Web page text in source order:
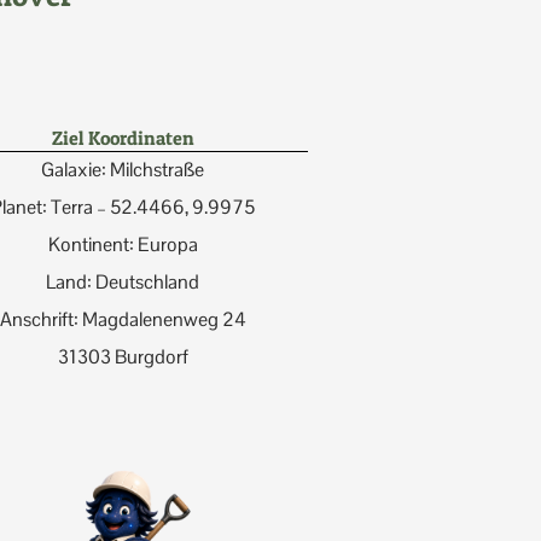
Ziel Koordinaten
Galaxie: Milchstraße
Terra – 52.4466, 9.9975
Kontinent: Europa
Land: Deutschland
Anschrift: Magdalenenweg 24
31303 Burgdorf